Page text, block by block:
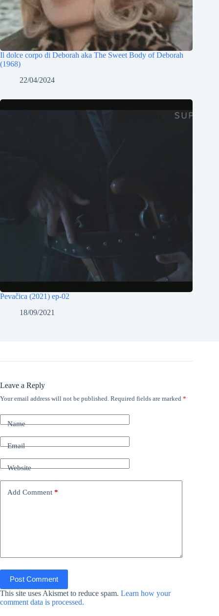
Il dolce corpo di Deborah aka The Sweet Body of Deborah
(1968)
22/04/2024
Pevačica (2021) ep-02
18/09/2021
Leave a Reply
Your email address will not be published. Required fields are marked *
Name
Email
Website
Add Comment *
Post Comment
This site uses Akismet to reduce spam. Learn how your
comment data is processed.